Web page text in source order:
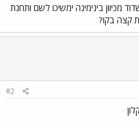
מכיוון בינימינה ימשיכו לשם ותחנת
קצה בקו?
#2